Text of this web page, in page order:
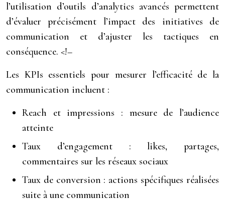
l’utilisation d’outils d’analytics avancés permettent
d’évaluer précisément l’impact des initiatives de
communication et d’ajuster les tactiques en
conséquence. <!–
Les KPIs essentiels pour mesurer l’efficacité de la
communication incluent :
Reach et impressions : mesure de l’audience
atteinte
Taux d’engagement : likes, partages,
commentaires sur les réseaux sociaux
Taux de conversion : actions spécifiques réalisées
suite à une communication